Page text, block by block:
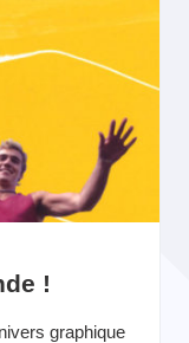
!
graphique